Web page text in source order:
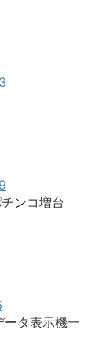
ンコ増台
ータ表示機一